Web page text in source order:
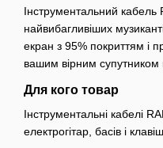
Інструментальний кабель
найвибагливіших
екран з 95% покриттям і
вашим вірним супутником
Для кого товар
Інструментальні кабелі
електрогітар, басів і